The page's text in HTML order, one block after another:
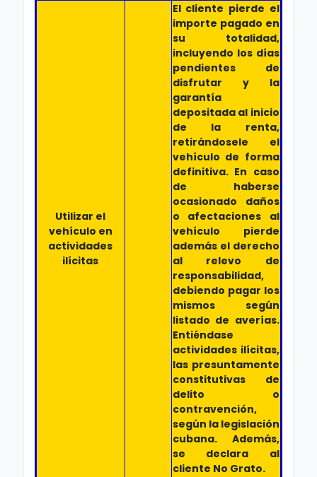
Utilizar el
vehículo en
actividades
ilícitas
El cliente pierde el
importe pagado en
su totalidad,
incluyendo los días
pendientes de
disfrutar y la
garantía
depositada al inicio
de la renta,
retirándosele el
vehículo de forma
definitiva. En caso
de haberse
ocasionado daños
o afectaciones al
vehículo pierde
además el derecho
al relevo de
responsabilidad,
debiendo pagar los
mismos según
listado de averías.
Entiéndase
actividades ilícitas,
las presuntamente
constitutivas de
delito o
contravención,
según la legislación
cubana. Además,
se declara al
cliente No Grato.